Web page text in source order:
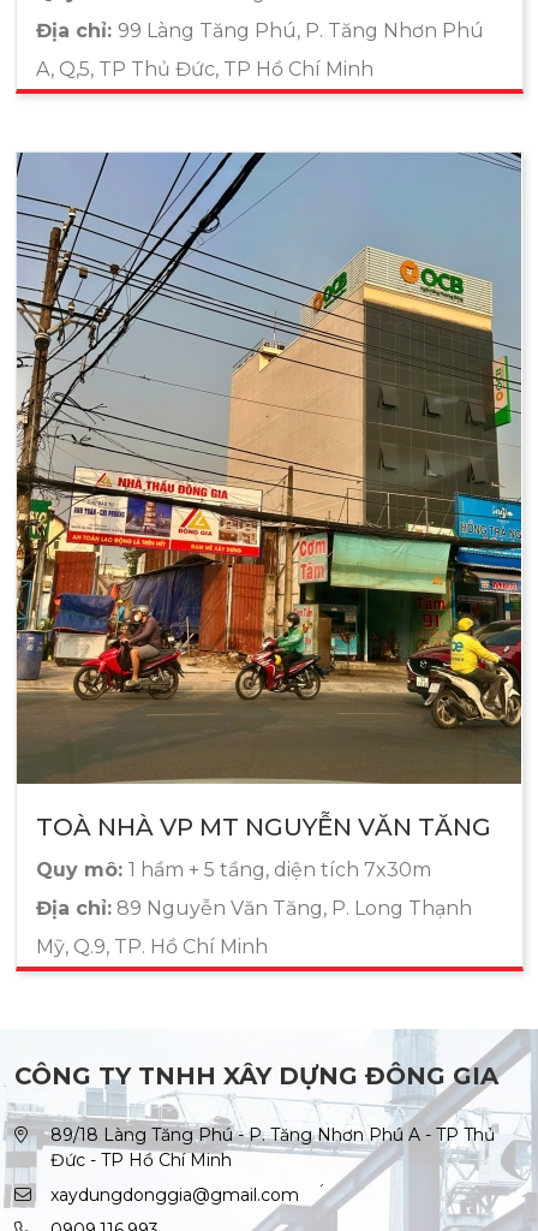
Địa chỉ: 99 Làng Tăng Phú, P. Tăng Nhơn Phú
A, Q,5, TP Thủ Đức, TP Hồ Chí Minh
TOÀ NHÀ VP MT NGUYỄN VĂN TĂNG
Quy mô: 1 hầm + 5 tầng, diện tích 7x30m
Địa chỉ: 89 Nguyễn Văn Tăng, P. Long Thạnh
Mỹ, Q.9, TP. Hồ Chí Minh
CÔNG TY TNHH XÂY DỰNG ĐÔNG GIA
89/18 Làng Tăng Phú - P. Tăng Nhơn Phú A - TP Thủ
Đức - TP Hồ Chí Minh
xaydungdonggia@gmail.com